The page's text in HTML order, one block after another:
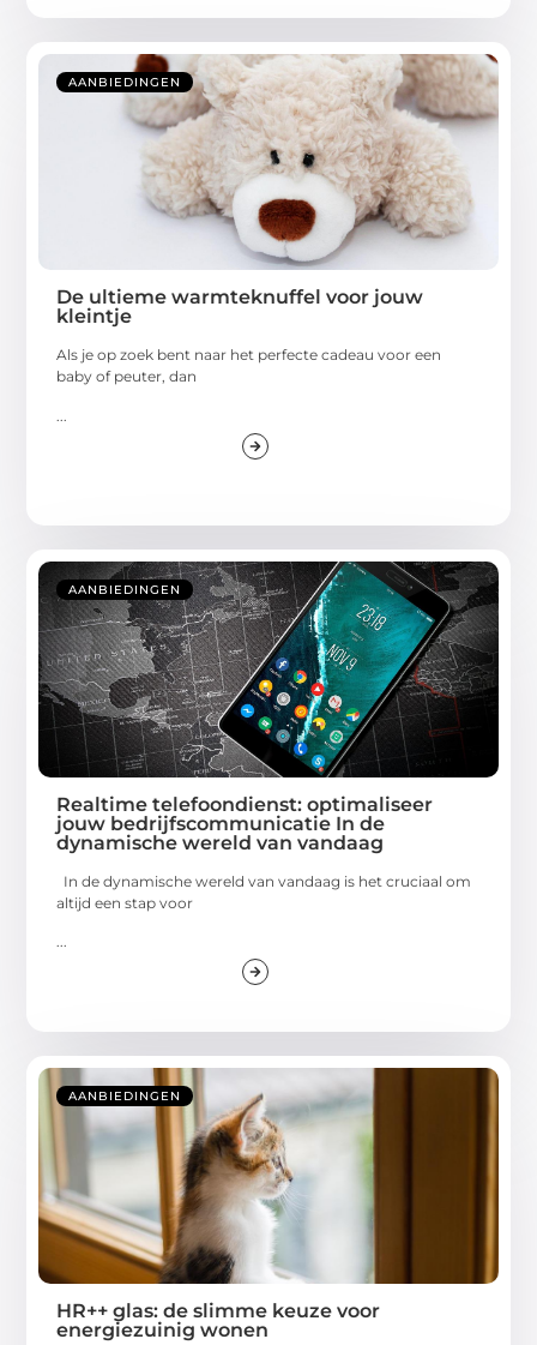
AANBIEDINGEN
De ultieme warmteknuffel voor jouw
kleintje
Als je op zoek bent naar het perfecte cadeau voor een
baby of peuter, dan
AANBIEDINGEN
Realtime telefoondienst: optimaliseer
jouw bedrijfscommunicatie In de
dynamische wereld van vandaag
In de dynamische wereld van vandaag is het cruciaal om
altijd een stap voor
...
AANBIEDINGEN
HR++ glas: de slimme keuze voor
energiezuinig wonen